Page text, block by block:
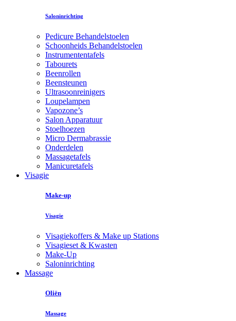
Saloninrichting
Pedicure Behandelstoelen
Schoonheids Behandelstoelen
Instrumententafels
Tabourets
Beenrollen
Beensteunen
Ultrasoonreinigers
Loupelampen
Vapozone’s
Salon Apparatuur
Stoelhoezen
Micro Dermabrassie
Onderdelen
Massagetafels
Manicuretafels
Visagie
Make-up
Visagie
Visagiekoffers & Make up Stations
Visagieset & Kwasten
Make-Up
Saloninrichting
Massage
Oliën
Massage